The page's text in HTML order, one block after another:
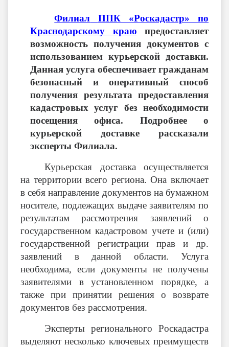
Филиал
ППК «Роскадастр» по
Краснодарскому краю предоставляет
возможность получения документов с
использованием курьерской доставки.
Данная услуга обеспечивает гражданам
безопасный и оперативный способ
получения результата предоставления
кадастровых услуг без необходимости
посещения офиса. Подробнее о
курьерской доставке рассказали
эксперты Филиала.
Курьерская доставка осуществляется
на территории всего региона. Она включает
в себя направление документов на бумажном
носителе, подлежащих выдаче заявителям по
результатам рассмотрения заявлений о
государственном кадастровом учете и (или)
государственной регистрации прав и др.
заявлений в данной области. Услуга
необходима, если документы не получены
заявителями в установленном порядке, а
также при принятии решения о возврате
документов без рассмотрения.
Эксперты регионального Роскадастра
выделяют несколько ключевых преимуществ